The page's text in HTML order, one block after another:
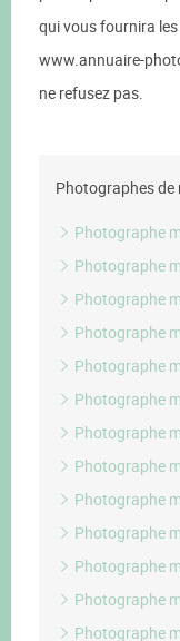
qui vous fournira
www.annuaire-
ne refusez pas.
Photographes
Photographe
Photographe
Photographe
Photographe
Photographe
Photographe
Photographe
Photographe
Photographe
Photographe
Photographe
Photographe
Photographe